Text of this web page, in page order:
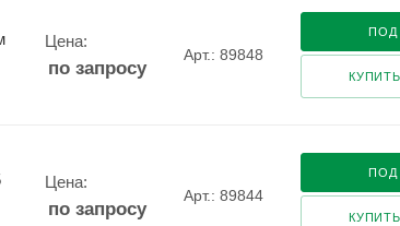
Цена:
по запросу
Арт.: 89848
ПОД
Цена:
по запросу
Арт.: 89844
ПОД